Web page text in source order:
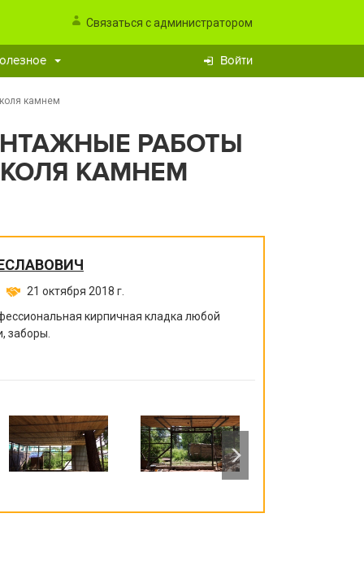
Связаться с администратором
Войти
камнем
РАБОТЫ
КАМНЕМ
21 октября 2018 г.
кирпичная кладка любой
заборы.